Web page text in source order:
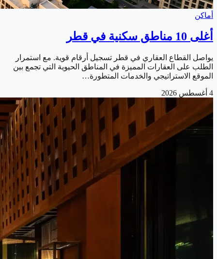
أماكن
أغلى 10 مناطق سكنية في قطر
يواصل القطاع العقاري في قطر تسجيل أرقام قوية. مع استمرار
الطلب على العقارات المميزة في المناطق الحيوية التي تجمع بين
الموقع الاستراتيجي والخدمات المتطورة…
4 أغسطس 2026